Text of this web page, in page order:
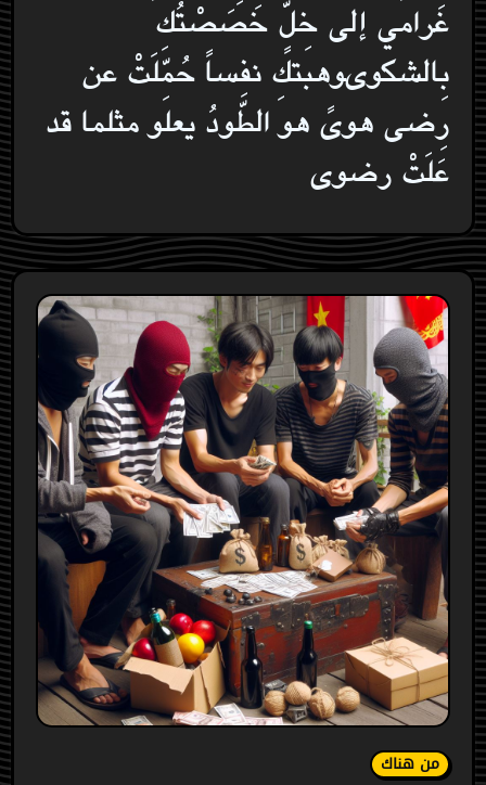
غَرامي إلى خِلٍّ خَصَصْتُكِ
بِالشكوىوهبتكِ نفساً حُمِّلَتْ عن
رِضى هوىً هو الطَّودُ يعلو مثلما قد
عَلَتْ رضوى
من هناك